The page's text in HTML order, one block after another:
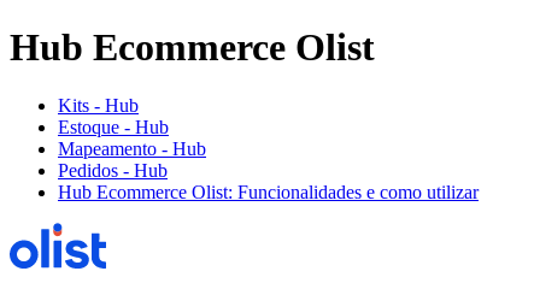
Hub Ecommerce Olist
Kits - Hub
Estoque - Hub
Mapeamento - Hub
Pedidos - Hub
Hub Ecommerce Olist: Funcionalidades e como utilizar